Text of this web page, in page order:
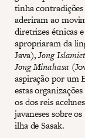
tinha
aderiram ao
diretrizes étnicas
apropriaram da
Java),Jong
Jong Minahasa
aspiração por um
estas
os dos reis
javaneses sobre
ilha de Sasak.